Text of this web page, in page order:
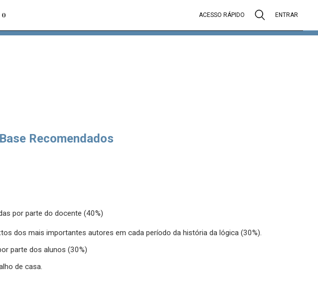
ACESSO RÁPIDO ENTRAR
Recomendados
por parte do docente (40%)
dos mais importantes autores em cada período da história da lógica (30%).
parte dos alunos (30%)
de casa.